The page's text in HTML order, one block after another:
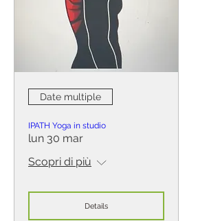
Date multiple
IPATH Yoga in studio
lun 30 mar
Scopri di più
Details